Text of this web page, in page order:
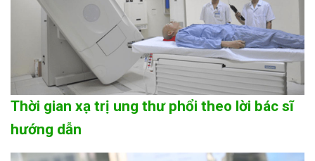
Thời gian xạ trị ung thư phổi theo lời bác sĩ
hướng dẫn